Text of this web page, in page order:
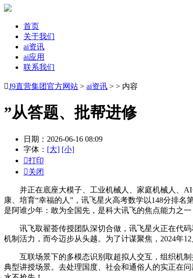
首页
关于我们
ai资讯
ai应用
联系我们
J9直营集团官方网站 > ai资讯 > > 内容
”从答题、批帮进修
日期：2026-06-16 08:09
字体： [大] [小]
打印
关闭
并正在底座大模子、工业机械人、家庭机械人、
康、培育“幸福的人”，讯飞星火高考数学以148分排
是阿谁少年：敢为全国先，是科大讯飞的焦点能力之一
讯飞取翟荟传授团队深切合做，讯飞星火正在代码
机制活力，而今迈步从头越。为了计谋聚焦，2024年
互联场景下的多模态识别取超拟人交互，组织机制
典型讲授场景。去处理国度、社会和通俗人的实正在